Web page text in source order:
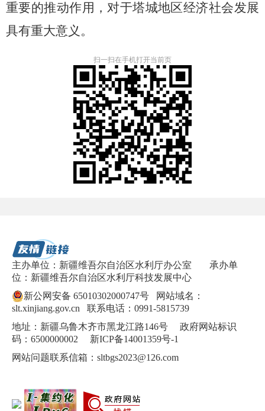
重要的推动作用，对于塔城地区经济社会发展
具有重大意义。
扫一扫在手机打开当前页
主办单位：新疆维吾尔自治区水利厅办公室
承办单
位：新疆维吾尔自治区水利厅科技发展中心
新公网安备 65010302000747号 网站域名：
slt.xinjiang.gov.cn 联系电话：0991-5815739
地址：新疆乌鲁木齐市黑龙江路146号 政府网站标识
码：6500000002
新ICP备14001359号-1
网站问题联系信箱：sltbgs2023@126.com